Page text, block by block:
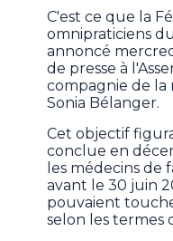
C'est ce que la
omnipraticiens
annoncé
de presse à
compagnie de la
Sonia Bélanger.
Cet objectif
conclue en
les médecins de
avant le 30 juin
pouvaient
selon les termes